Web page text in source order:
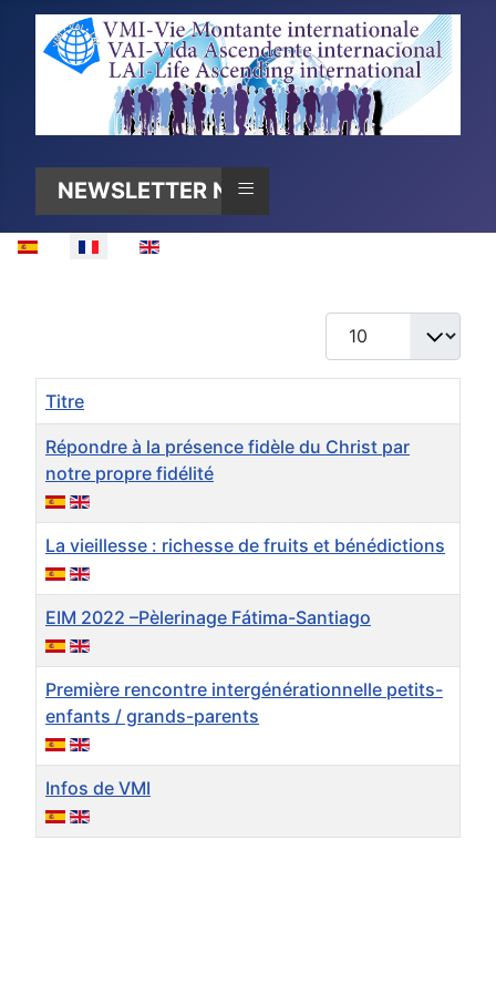
NEWSLETTER N°40
≡
Sélectionnez votre langue
Afficher #
Titre
Répondre à la présence fidèle du Christ par
notre propre fidélité
La vieillesse : richesse de fruits et bénédictions
EIM 2022 –Pèlerinage Fátima-Santiago
Première rencontre intergénérationnelle petits-
enfants / grands-parents
Infos de VMI